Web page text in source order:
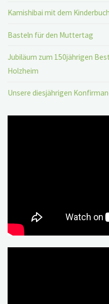
Kamishibai mit dem
Basteln für den Muttertag
Jubiläum zum 150jährigen
Holzheim
Unsere diesjährigen